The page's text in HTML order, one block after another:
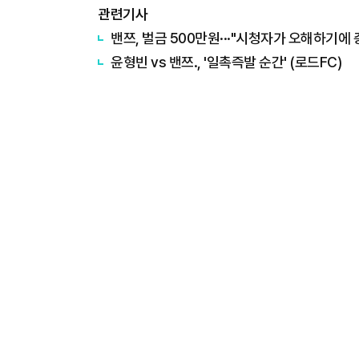
관련기사
밴쯔, 벌금 500만원···"시청자가 오해하기에
윤형빈 vs 밴쯔., '일촉즉발 순간' (로드FC)